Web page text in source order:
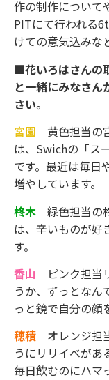
作の制作について
PITにて行われる
けての意気込みな
■花いろはさんの
と一緒にみなさん
さい。
宮園 黄色担当の
は、Swichの「ス
です。最近は毎日
増やしています。
柊木 緑色担当の
は、辛いものが好
す。
香山 ピンク担当
うか、ずっとなん
っと鏡で自分の顔
穂積 オレンジ担
うにリリイベがあ
毎日飲むのにハマ